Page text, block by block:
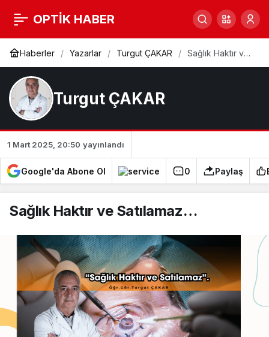
OPTİK HABER
Haberler Yazarlar Turgut ÇAKAR
Sağlık Haktır ve
Turgut ÇAKAR
1 Mart 2025, 20:50 yayınlandı
Google'da Abone Ol 0 Paylaş
Sağlık Haktır ve Satılamaz…
Sağlık Haktır ve
Satılamaz…
0